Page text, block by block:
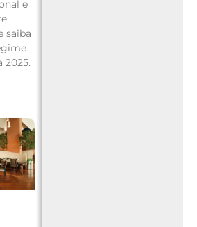
e
saiba
2025.